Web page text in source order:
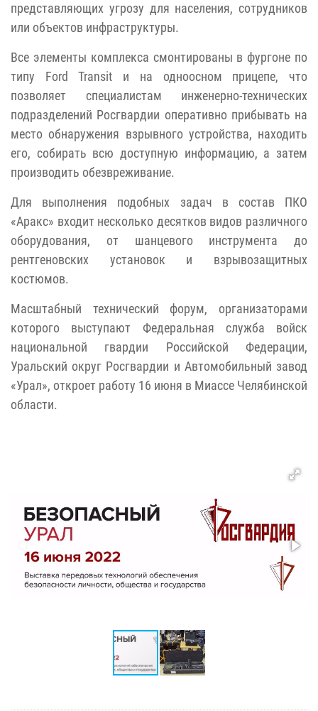
представляющих угрозу для населения, сотрудников
или объектов инфраструктуры.
Все элементы комплекса смонтированы в фургоне по
типу Ford Transit и на одноосном прицепе, что
позволяет специалистам инженерно-технических
подразделений Росгвардии оперативно прибывать на
место обнаружения взрывного устройства, находить
его, собирать всю доступную информацию, а затем
производить обезвреживание.
Для выполнения подобных задач в состав ПКО
«Аракс» входит несколько десятков видов различного
оборудования, от шанцевого инструмента до
рентгеновских установок и взрывозащитных
костюмов.
Масштабный технический форум, организаторами
которого выступают Федеральная служба войск
национальной гвардии Российской Федерации,
Уральский округ Росгвардии и Автомобильный завод
«Урал», откроет работу 16 июня в Миассе Челябинской
области.